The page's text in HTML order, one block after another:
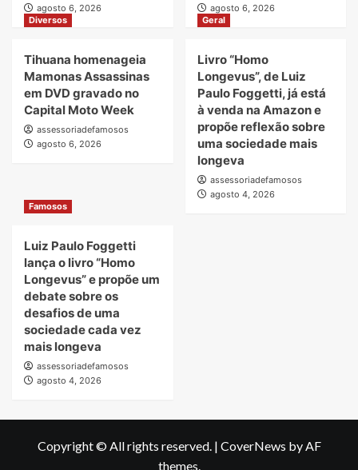
agosto 6, 2026
agosto 6, 2026
Diversos
Tihuana homenageia
Mamonas Assassinas
em DVD gravado no
Capital Moto Week
assessoriadefamosos
agosto 6, 2026
Geral
Livro “Homo
Longevus”, de Luiz
Paulo Foggetti, já está
à venda na Amazon e
propõe reflexão sobre
uma sociedade mais
longeva
assessoriadefamosos
agosto 4, 2026
Famosos
Luiz Paulo Foggetti
lança o livro “Homo
Longevus” e propõe um
debate sobre os
desafios de uma
sociedade cada vez
mais longeva
assessoriadefamosos
agosto 4, 2026
Copyright © All rights reserved. | CoverNews by AF
themes.